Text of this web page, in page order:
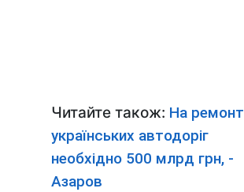
Читайте також: На ремонт
українських автодоріг
необхідно 500 млрд грн, -
Азаров